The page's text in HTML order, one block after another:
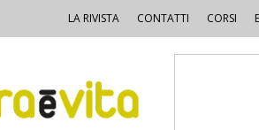
LA RIVISTA CONTATTI CORSI